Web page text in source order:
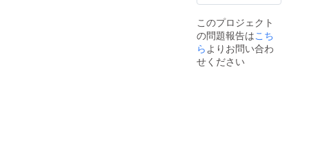
このプロジェクト
の問題報告はこち
ら よりお問い合わ
せください